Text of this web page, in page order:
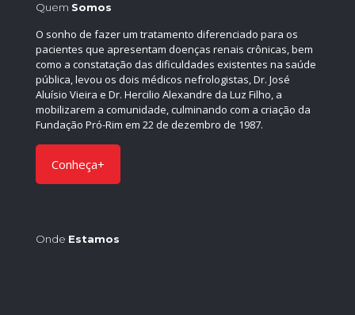
Quem Somos
O sonho de fazer um tratamento diferenciado para os
pacientes que apresentam doenças renais crônicas, bem
como a constatação das dificuldades existentes na saúde
pública, levou os dois médicos nefrologistas, Dr. José
Aluísio Vieira e Dr. Hercilio Alexandre da Luz Filho, a
mobilizarem a comunidade, culminando com a criação da
Fundação Pró-Rim em 22 de dezembro de 1987.
Conheça+
Onde Estamos